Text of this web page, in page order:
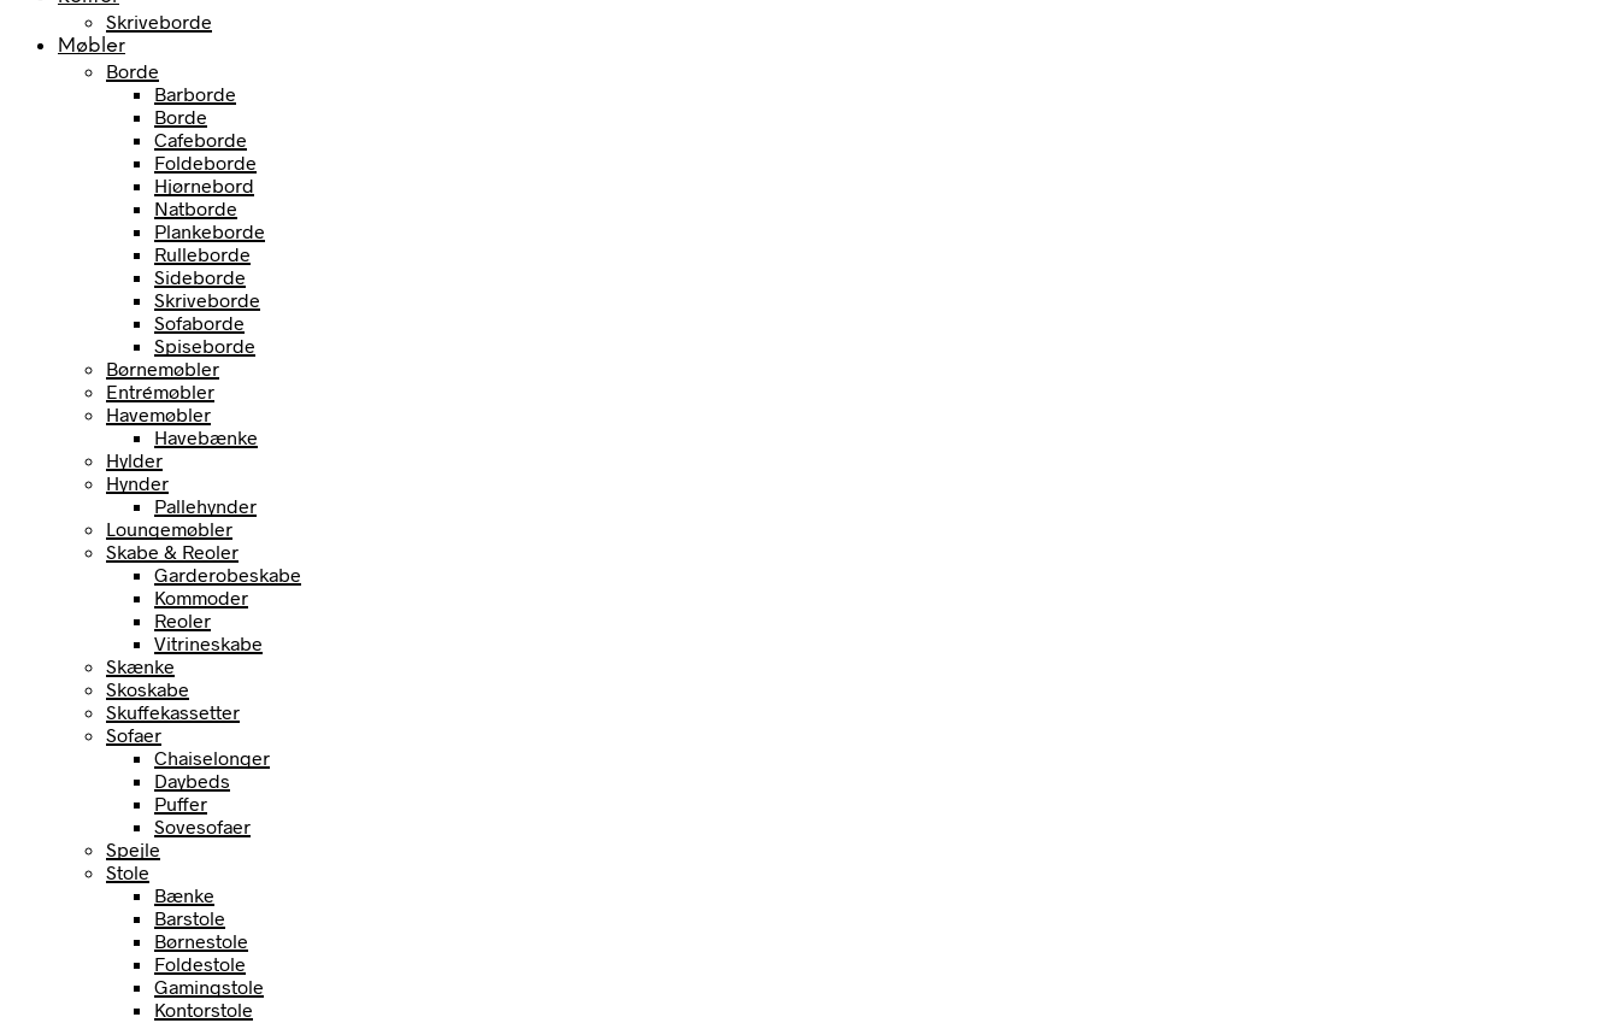
Skriveborde
Møbler
Borde
Barborde
Borde
Cafeborde
Foldeborde
Hjørnebord
Natborde
Plankeborde
Rulleborde
Sideborde
Skriveborde
Sofaborde
Spiseborde
Børnemøbler
Entrémøbler
Havemøbler
Havebænke
Hylder
Hynder
Pallehynder
Loungemøbler
Skabe & Reoler
Garderobeskabe
Kommoder
Reoler
Vitrineskabe
Skænke
Skoskabe
Skuffekassetter
Sofaer
Chaiselonger
Daybeds
Puffer
Sovesofaer
Spejle
Stole
Bænke
Barstole
Børnestole
Foldestole
Gamingstole
Kontorstole